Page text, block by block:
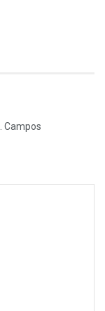
Campos